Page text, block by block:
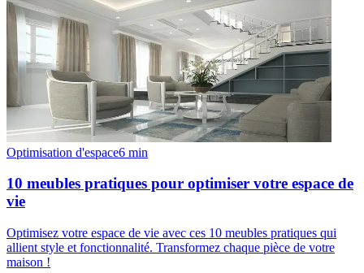
Optimisation d'espace6 min
10 meubles pratiques pour optimiser votre espace de
vie
Optimisez votre espace de vie avec ces 10 meubles pratiques qui
allient style et fonctionnalité. Transformez chaque pièce de votre
maison !